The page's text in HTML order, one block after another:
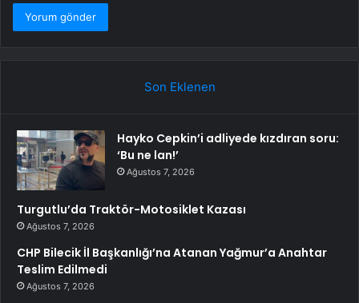
Son Eklenen
Hayko Cepkin’i adliyede kızdıran soru:
‘Bu ne lan!’
Ağustos 7, 2026
Turgutlu’da Traktör-Motosiklet Kazası
Ağustos 7, 2026
CHP Bilecik İl Başkanlığı’na Atanan Yağmur’a Anahtar
Teslim Edilmedi
Ağustos 7, 2026